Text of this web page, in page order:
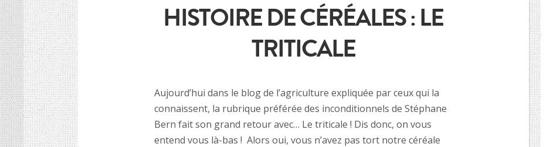
HISTOIRE DE CÉRÉALES : LE
TRITICALE
Aujourd’hui dans le blog de l’agriculture expliquée par ceux qui la
connaissent, la rubrique préférée des inconditionnels de Stéphane
Bern fait son grand retour avec… Le triticale ! Dis donc, on vous
entend vous là-bas ! Alors oui, vous n’avez pas tort notre céréale